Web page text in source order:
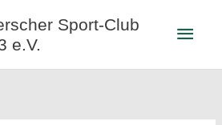
Sport-Club
e.V.